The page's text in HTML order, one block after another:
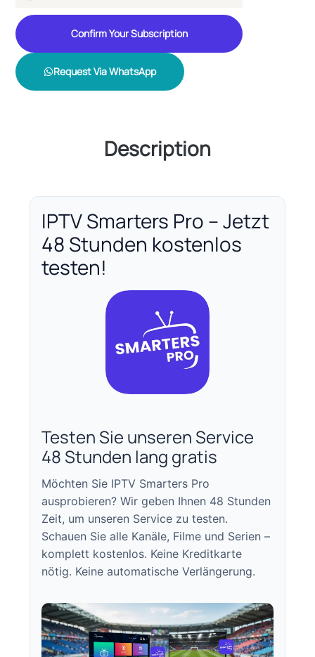
Confirm Your Subscription
Request Via WhatsApp
Description
IPTV Smarters Pro – Jetzt
48 Stunden kostenlos
testen!
Testen Sie unseren Service
48 Stunden lang gratis
Möchten Sie IPTV Smarters Pro
ausprobieren? Wir geben Ihnen 48 Stunden
Zeit, um unseren Service zu testen.
Schauen Sie alle Kanäle, Filme und Serien –
komplett kostenlos. Keine Kreditkarte
nötig. Keine automatische Verlängerung.